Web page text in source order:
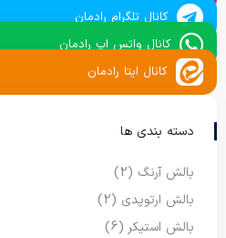
کانال تلگرام رادمان
کانال واتس اپ رادمان
کانال ایتا رادمان
دسته بندی ها
بالش آرنگ (2)
بالش ارتوپدی (2)
بالش استیکر (6)